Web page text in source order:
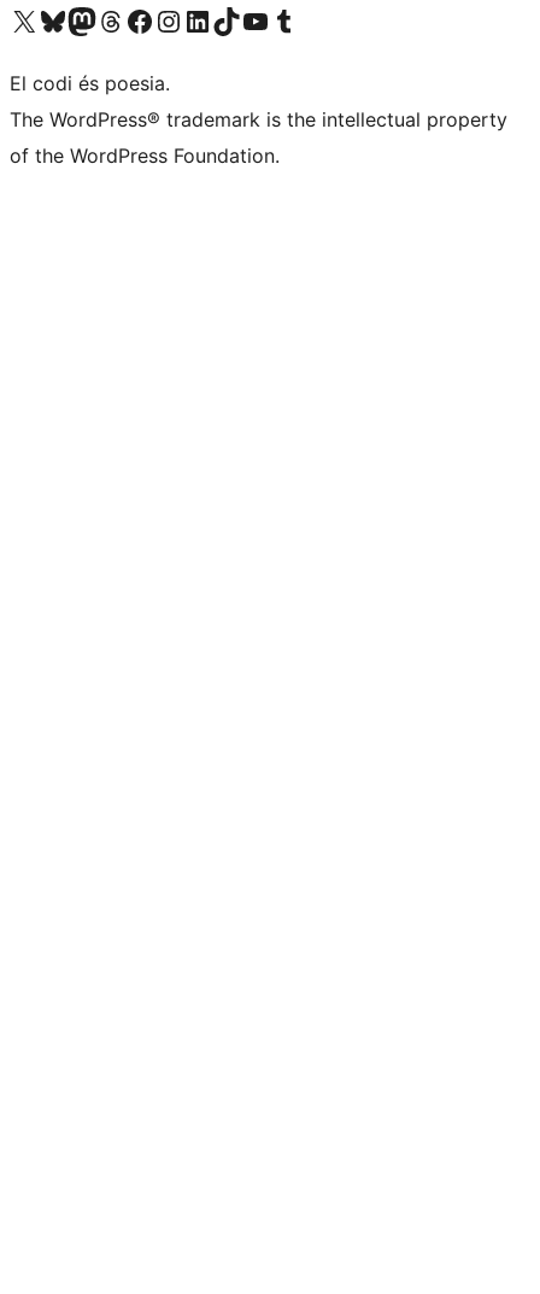
Visiteu el nostre compte X (abans Twitter)
Visiteu el nostre compte de Bluesky
Visiteu el nostre compte al Mastodon
Visiteu el nostre compte de Threads
Visiteu la nostra pàgina al Facebook
Visiteu el nostre compte d'Instagram
Visiteu el nostre compte de LinkedIn
Visiteu el nostre compte de TikTok
Visiteu el nostre canal al YouTube
Visiteu el nostre compte de Tumblr
El codi és poesia.
The WordPress® trademark is the intellectual property
of the WordPress Foundation.